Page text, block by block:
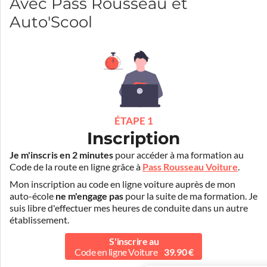
Auto'Scool
ÉTAPE 1
Inscription
Je m'inscris en 2 minutes pour accéder à ma formation au
Code de la route en ligne grâce à Pass Rousseau Voiture.
Mon inscription au code en ligne voiture auprès de mon
auto-école ne m'engage pas pour la suite de ma formation. Je
suis libre d'effectuer mes heures de conduite dans un autre
établissement.
S'inscrire au
Code en ligne Voiture
39.90 €